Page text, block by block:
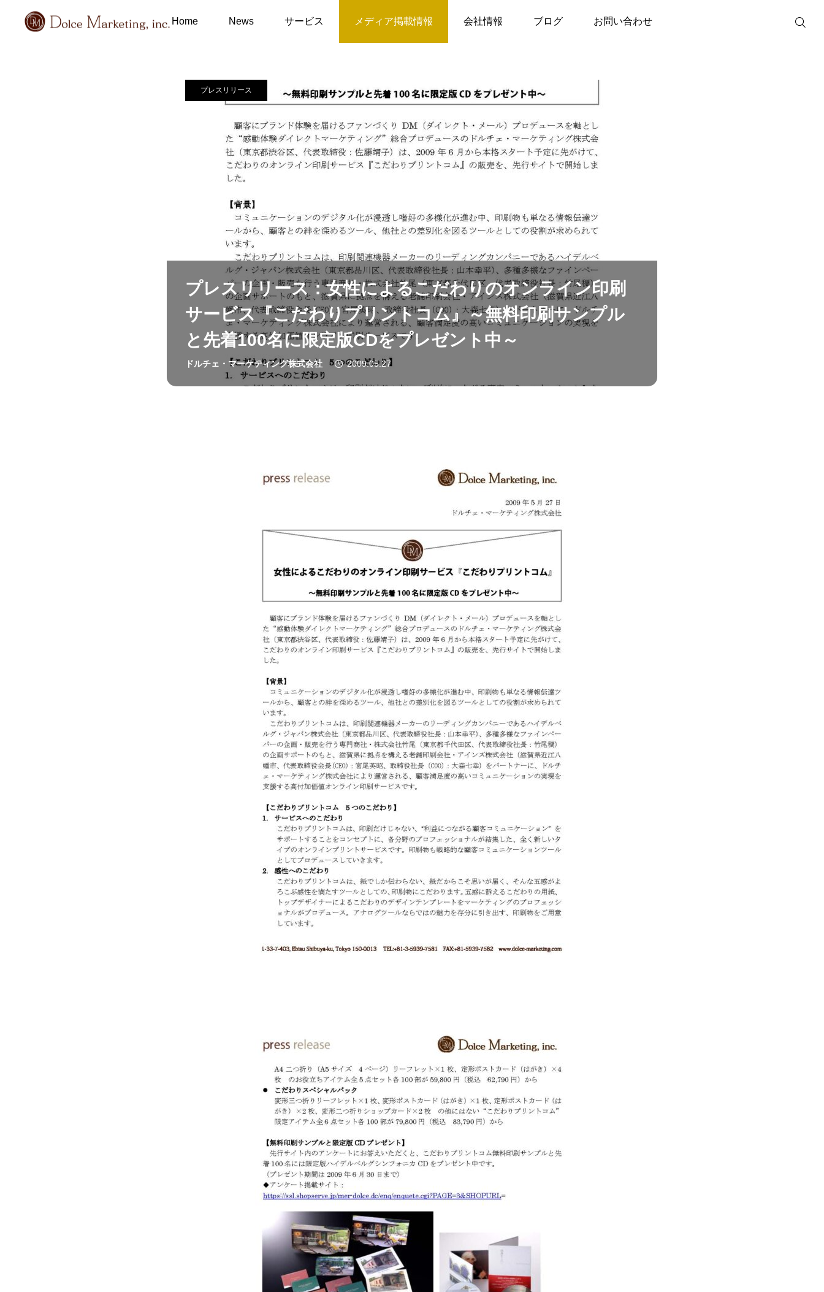
Home News サービス メディア掲載情報 会社情報 ブログ お問い合わせ
メディア掲載情報 プレスリリース プレスリリース：女性によるこだわりのオンライン印刷サービス『こだわりプリントコム』～無料印刷サンプルと先着100名に限定版CDをプレゼント中～
プレスリリース：女性によるこだわりのオンライン印刷
サービス『こだわりプリントコム』～無料印刷サンプル
と先着100名に限定版CDをプレゼント中～
ドルチェ・マーケティング株式会社 2009.05.27
プレスリリース